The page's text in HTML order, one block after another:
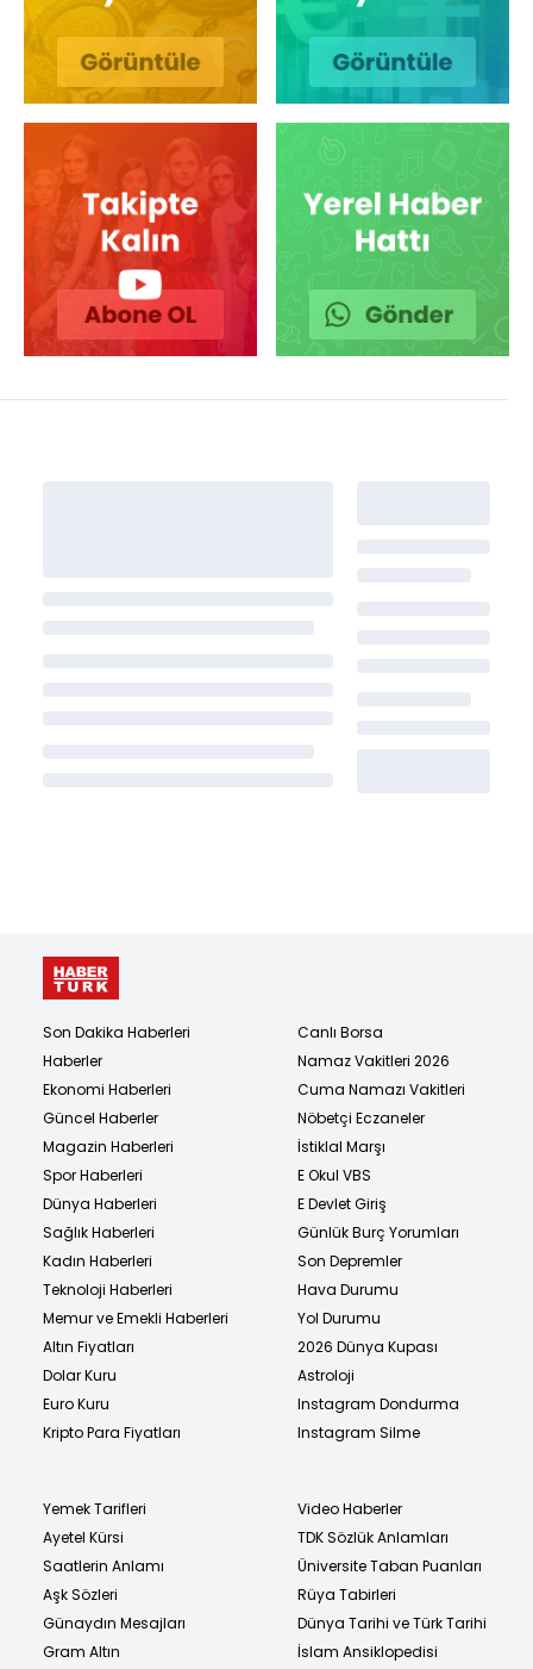
Son Dakika Haberleri
Haberler
Ekonomi Haberleri
Güncel Haberler
Magazin Haberleri
Spor Haberleri
Dünya Haberleri
Sağlık Haberleri
Kadın Haberleri
Teknoloji Haberleri
Memur ve Emekli Haberleri
Altın Fiyatları
Dolar Kuru
Euro Kuru
Kripto Para Fiyatları
Canlı Borsa
Namaz Vakitleri 2026
Cuma Namazı Vakitleri
Nöbetçi Eczaneler
İstiklal Marşı
E Okul VBS
E Devlet Giriş
Günlük Burç Yorumları
Son Depremler
Hava Durumu
Yol Durumu
2026 Dünya Kupası
Astroloji
Instagram Dondurma
Instagram Silme
Yemek Tarifleri
Ayetel Kürsi
Saatlerin Anlamı
Aşk Sözleri
Günaydın Mesajları
Gram Altın
Video Haberler
TDK Sözlük Anlamları
Üniversite Taban Puanları
Rüya Tabirleri
Dünya Tarihi ve Türk Tarihi
İslam Ansiklopedisi